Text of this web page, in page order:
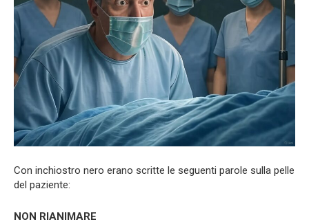
Con inchiostro nero erano scritte le seguenti parole sulla pelle
del paziente:
NON RIANIMARE